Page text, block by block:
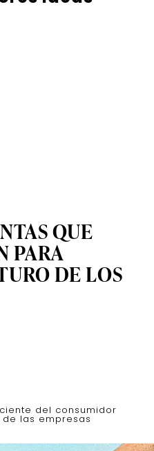
QUE
PARA
DE LOS
del consumidor
las empresas